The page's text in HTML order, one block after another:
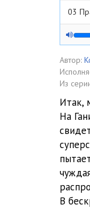
03
04
05
06
07
08
09
10
11
Автор:
Из
Итак,
На
В